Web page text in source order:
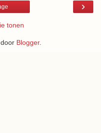
›
tonen
Blogger.